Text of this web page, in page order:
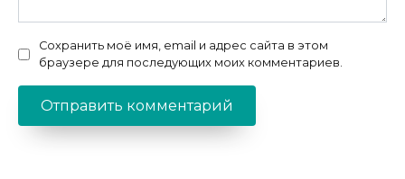
Сохранить моё имя, email и адрес сайта в этом
браузере для последующих моих комментариев.